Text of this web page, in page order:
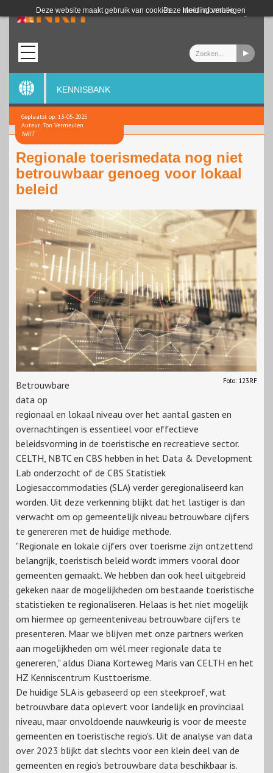
Deze website maakt gebruik van cookies. Meer informatie
Deze melding verbergen
Login
KENNISBANK
Geplaatst op: 13-05-2025
Auteur: Ton Vermeulen
NRIT
Regionale toerismedata nog niet
betrouwbaar genoeg voor lokaal
beleid
Foto: 123RF
Betrouwbare
data op
regionaal en lokaal niveau over het aantal gasten en
overnachtingen is essentieel voor effectieve
beleidsvorming in de toeristische en recreatieve sector.
CELTH, NBTC en CBS hebben in het Data & Development
Lab onderzocht of de CBS Statistiek
Logiesaccommodaties (SLA) verder geregionaliseerd kan
worden. Uit deze verkenning blijkt dat het lastiger is dan
verwacht om op gemeentelijk niveau betrouwbare cijfers
te genereren met de huidige methode.
"Regionale en lokale cijfers over toerisme zijn ontzettend
belangrijk, toeristisch beleid wordt immers vooral door
gemeenten gemaakt. We hebben dan ook heel uitgebreid
gekeken naar de mogelijkheden om bestaande toeristische
statistieken te regionaliseren. Helaas is het niet mogelijk
om hiermee op gemeenteniveau betrouwbare cijfers te
presenteren. Maar we blijven met onze partners werken
aan mogelijkheden om wél meer regionale data te
genereren," aldus Diana Korteweg Maris van CELTH en het
HZ Kenniscentrum Kusttoerisme.
De huidige SLA is gebaseerd op een steekproef, wat
betrouwbare data oplevert voor landelijk en provinciaal
niveau, maar onvoldoende nauwkeurig is voor de meeste
gemeenten en toeristische regio's. Uit de analyse van data
over 2023 blijkt dat slechts voor een klein deel van de
gemeenten en regio’s betrouwbare data beschikbaar is.